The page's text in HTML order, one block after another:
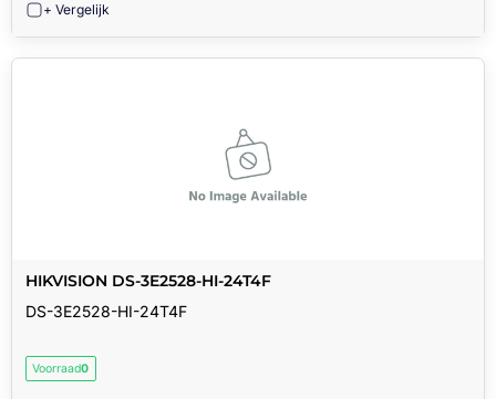
+ Vergelijk
HIKVISION DS-3E2528-HI-24T4F
DS-3E2528-HI-24T4F
Voorraad0